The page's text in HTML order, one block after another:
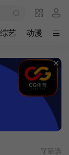
综艺 动漫 最新
筛选